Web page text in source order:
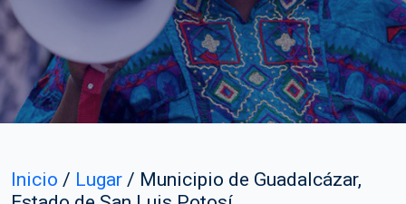
Inicio / Lugar / Municipio de Guadalcázar,